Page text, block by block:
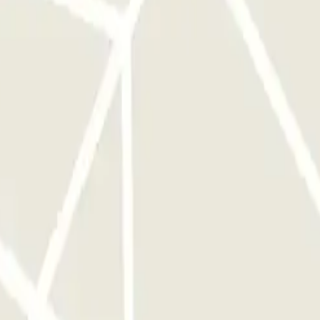
fuori di questo lasso di tempo di un’ora, la barriera non si aprirà.
a seconda delle tariffe locali che il parcheggio gestisce in